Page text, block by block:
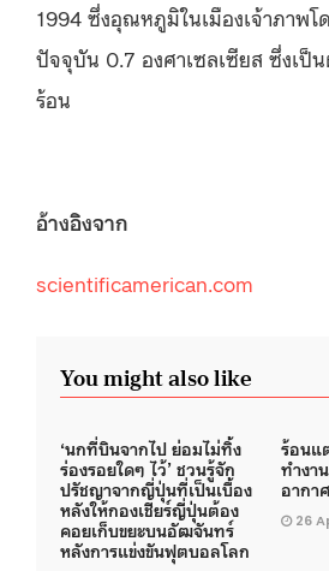
1994 ซึ่งอุณหภูมิในเมืองเจ้าภาพโ
ปัจจุบัน 0.7 องศาเซลเซียส ซึ่งเป็
ร้อน
อ้างอิงจาก
scientificamerican.com
You might also like
‘นกที่บินจากไป ย่อมไม่ทิ้ง
ร่องรอยใดๆ ไว้’ ชวนรู้จัก
ปรัชญาจากญี่ปุ่นที่เป็นเบื้อง
หลังให้กองเชียร์ญี่ปุ่นต้อง
คอยเก็บขยะบนอัฒจันทร์
หลังการแข่งขันฟุตบอลโลก
ร้อนแ
ทำงา
อากา
26